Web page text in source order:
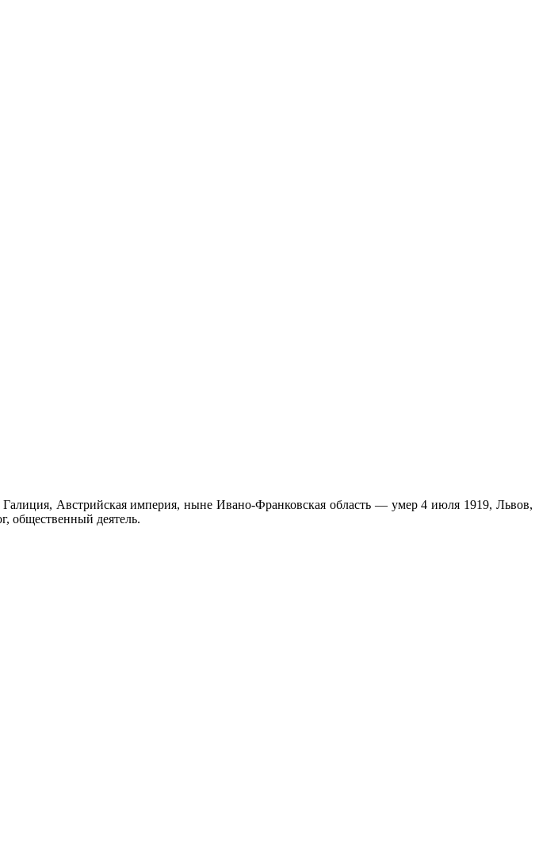
Австрийская империя, ныне Ивано-Франковская область — умер 4 июля 1919, Львов,
общественный деятель.